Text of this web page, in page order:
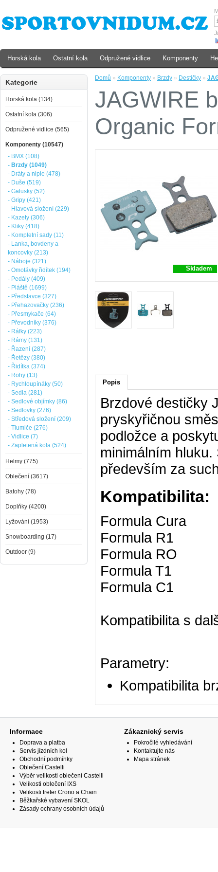
Domů » Komponenty » Brzdy » Destičky »
JAGWIRE
Organic
Skladem
Popis
Brzdové destičky
pryskyřičnou
podložce a
minimálním
především za
Kompatibilita:
Formula Cura
Formula R1
Formula RO
Formula T1
Formula C1
Kompatibilita s
Parametry:
Kompatibilita
Kategorie
Horská kola (134)
Ostatní kola (306)
Odpružené vidlice (565)
Komponenty (10547)
- BMX (108)
- Brzdy (1049)
- Dráty a niple (478)
- Duše (519)
- Galusky (52)
- Gripy (421)
- Hlavová složení (229)
- Kazety (306)
- Kliky (418)
- Kompletní sady (11)
- Lanka, bovdeny a
koncovky (213)
- Náboje (321)
- Omotávky řidítek (194)
- Pedály (409)
- Pláště (1699)
- Představce (327)
- Přehazovačky (236)
- Přesmykače (64)
- Převodníky (376)
- Ráfky (223)
- Rámy (131)
- Řazení (287)
- Řetězy (380)
- Řidítka (374)
- Rohy (13)
- Rychloupínáky (50)
- Sedla (281)
- Sedlové objímky (86)
- Sedlovky (276)
- Středová složení (209)
- Tlumiče (276)
- Vidlice (7)
- Zapletená kola (524)
Helmy (775)
Oblečení (3617)
Batohy (78)
Doplňky (4200)
Lyžování (1953)
Snowboarding (17)
Outdoor (9)
Horská kola Ostatní kola Odpružené vidlice Komponenty
Informace
Doprava a platba
Servis jízdních kol
Obchodní podmínky
Oblečení Castelli
Výběr velikosti oblečení Castelli
Velikosti oblečení IXS
Velikosti treter Crono a Chain
Běžkařské vybavení SKOL
Zásady ochrany osobních údajů
Zákaznický servis
Pokročilé vyhledávání
Kontaktujte nás
Mapa stránek